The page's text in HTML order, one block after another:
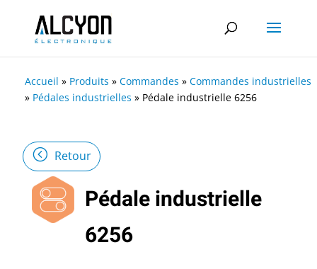
Accueil » Produits » Commandes » Commandes industrielles
» Pédales industrielles » Pédale industrielle 6256
Retour
Pédale industrielle
6256